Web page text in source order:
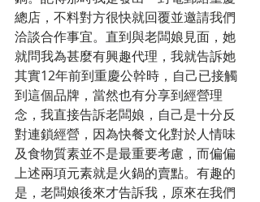
總店，不料對方很快就回覆並邀請我們
洽談合作事宜。直到與老闆娘見面，她
就問我為甚麼有興趣代理，我就告訴她
其實12年前到重慶公幹時，自己已接觸
到這個品牌，當然也有分享到經營理
念，我直接告訴老闆娘，自己是十分反
對連鎖經營，因為快餐文化對於人情味
及食物質素並不是最重要考慮，而偏偏
上述兩項元素就是火鍋的賣點。有趣的
是，老闆娘後來才告訴我，原來在我們